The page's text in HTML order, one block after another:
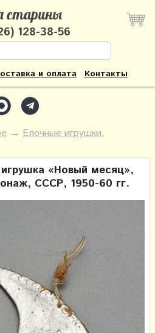
старины
128-38-56
и оплата Контакты
→ Елочные игрушки,
«Новый месяц»,
СССР, 1950-60 гг.